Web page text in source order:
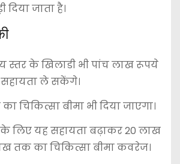
दिया जाता है।
स्तर के खिलाडी भी पांच लाख रूपये
सहायता ले सकेंगे।
चिकित्सा बीमा भी दिया जाएगा।
के लिए यह सहायता बढ़ाकर 20 लाख
तक का चिकित्सा बीमा कवरेज।